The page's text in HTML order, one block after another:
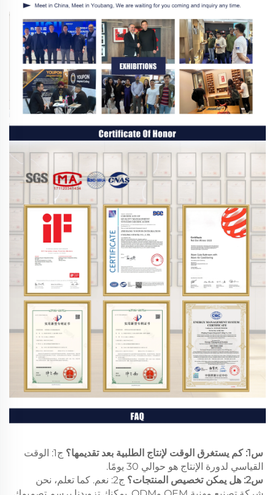
س1: كم يستغرق الوقت لإنتاج الطلبية بعد تقديمها؟
القياسي لدورة الإنتاج هو حوالي 30 يومًا.
س2: هل يمكن تخصيص المنتجات؟